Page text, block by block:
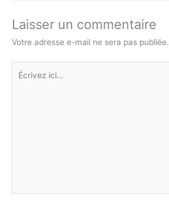
Laisser un commentaire
Votre adresse e-mail ne sera pas publiée.
Écrivez